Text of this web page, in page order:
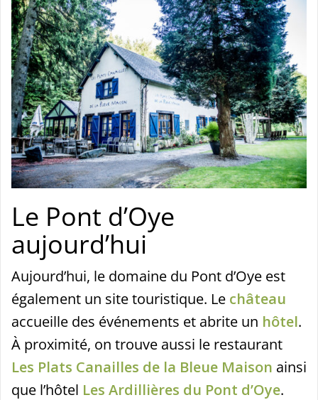
Le Pont d’Oye
aujourd’hui
Aujourd’hui, le domaine du Pont d’Oye est
également un site touristique. Le château
accueille des événements et abrite un hôtel.
À proximité, on trouve aussi le restaurant
Les Plats Canailles de la Bleue Maison ainsi
que l’hôtel Les Ardillières du Pont d’Oye.